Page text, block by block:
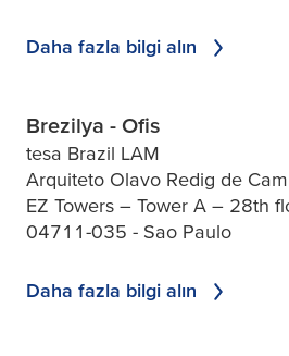
Daha fazla bilgi alın
Brezilya - Ofis
tesa Brazil LAM
Arquiteto Olavo Redig de
EZ Towers – Tower A – 28th
04711-035 - Sao Paulo
Daha fazla bilgi alın